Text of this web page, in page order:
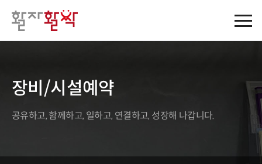
장비/시설예약
공유하고, 함께하고, 일하고, 연결하고, 성장해 나갑니다.